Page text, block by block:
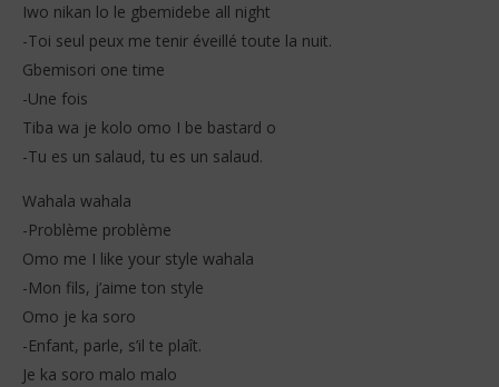
Iwo nikan lo le gbemidebe all night
-Toi seul peux me tenir éveillé toute la nuit.
Gbemisori one time
-Une fois
Tiba wa je kolo omo I be bastard o
-Tu es un salaud, tu es un salaud.
Wahala wahala
-Problème problème
Omo me I like your style wahala
-Mon fils, j’aime ton style
Omo je ka soro
-Enfant, parle, s’il te plaît.
Je ka soro malo malo